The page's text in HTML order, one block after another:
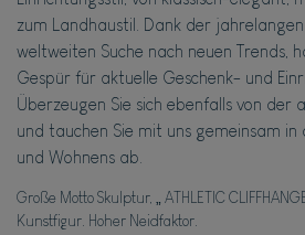
zum Landhaustil. Dank der
weltweiten Suche nach neuen Trends,
Gespür für aktuelle Geschenk- und
Überzeugen Sie sich ebenfalls von der
und tauchen Sie mit uns gemeinsam in
und Wohnens ab.
Große Motto Skulptur, „ ATHLETIC
Kunstfigur. Hoher Neidfaktor.